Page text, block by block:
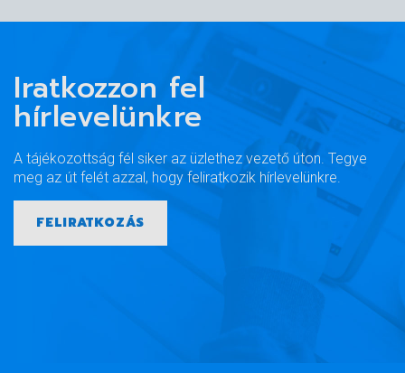
Iratkozzon fel
hírlevelünkre
A tájékozottság fél siker az üzlethez vezető úton. Tegye
meg az út felét azzal, hogy feliratkozik hírlevelünkre.
FELIRATKOZÁS